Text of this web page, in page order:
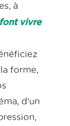
à
vivre
forme,
d’un